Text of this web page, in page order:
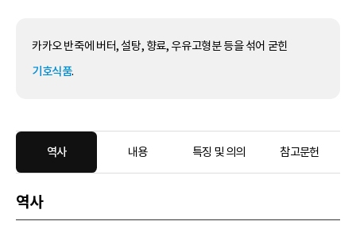
카카오 반죽에 버터, 설탕, 향료, 우유고형분 등을 섞어 굳힌
기호식품.
역사 내용 특징 및 의의 참고문헌
역사